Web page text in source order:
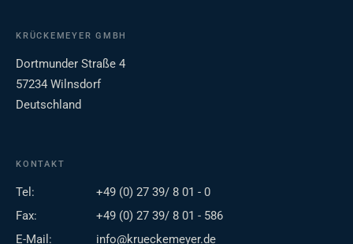
KRÜCKEMEYER GMBH
Dortmunder Straße 4
57234 Wilnsdorf
Deutschland
KONTAKT
Tel:
+49 (0) 27 39/ 8 01 - 0
Fax:
+49 (0) 27 39/ 8 01 - 586
E-Mail:
info@krueckemeyer.de